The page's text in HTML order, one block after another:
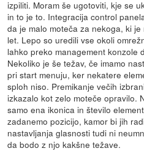
izpiliti. Moram še ugotoviti, kje se
in to je to. Integracija control
da je malo moteča za nekoga, ki
let. Lepo so uredili vse okoli
lahko preko management konzole
Nekoliko je še težav, če imamo
pri start menuju, ker nekatere
sploh niso. Premikanje večih
izkazalo kot zelo moteče opravilo.
samo ena ikonica in število
zadanemo pozicijo, kamor bi jih
nastavljanja glasnosti tudi ni
da bodo z njo kakšne težave.